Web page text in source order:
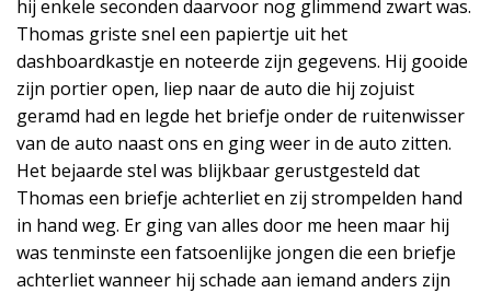
hij enkele seconden daarvoor nog glimmend zwart was.
Thomas griste snel een papiertje uit het
dashboardkastje en noteerde zijn gegevens. Hij gooide
zijn portier open, liep naar de auto die hij zojuist
geramd had en legde het briefje onder de ruitenwisser
van de auto naast ons en ging weer in de auto zitten.
Het bejaarde stel was blijkbaar gerustgesteld dat
Thomas een briefje achterliet en zij strompelden hand
in hand weg. Er ging van alles door me heen maar hij
was tenminste een fatsoenlijke jongen die een briefje
achterliet wanneer hij schade aan iemand anders zijn